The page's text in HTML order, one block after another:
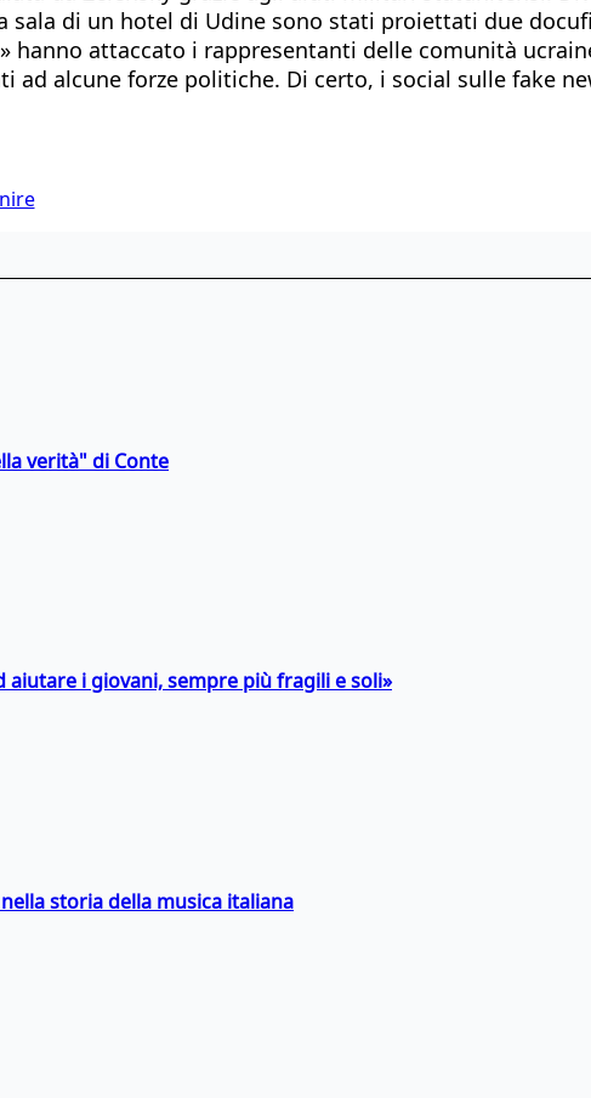
di un hotel di Udine sono stati proiettati due
attaccato i rappresentanti delle comunità
alcune forze politiche. Di certo, i social sulle fake
verità" di Conte
aiutare i giovani, sempre più fragili e soli»
storia della musica italiana